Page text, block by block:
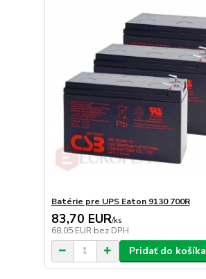
Batérie pre UPS Eaton 9130 700R
83,70 EUR/ks
68,05 EUR bez DPH
Pridať do košíka